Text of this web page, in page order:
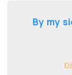
By my